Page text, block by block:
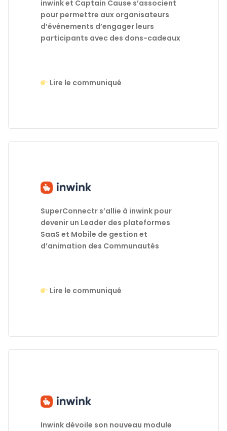
inwink et Captain Cause s’associent
pour permettre aux organisateurs
d’événements d’engager leurs
participants avec des dons-cadeaux
Lire le communiqué
SuperConnectr s’allie à inwink pour
devenir un Leader des plateformes
SaaS et Mobile de gestion et
d’animation des Communautés
Lire le communiqué
Inwink dévoile son nouveau module